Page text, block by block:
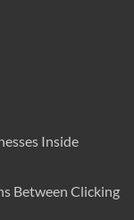
Inside
Between Clicking